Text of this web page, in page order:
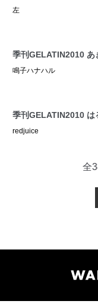
左
季刊GELATIN2010 あ
鳴子ハナハル
季刊GELATIN2010 は
redjuice
全